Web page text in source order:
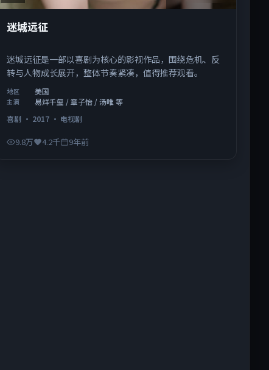
迷城远征
迷城远征是一部以喜剧为核心的影视作品，围绕危机、反
转与人物成长展开，整体节奏紧凑，值得推荐观看。
地区 美国
主演
易烊千玺 / 章子怡 / 汤唯 等
喜剧· 2017· 电视剧
9.8万 4.2千 9年前